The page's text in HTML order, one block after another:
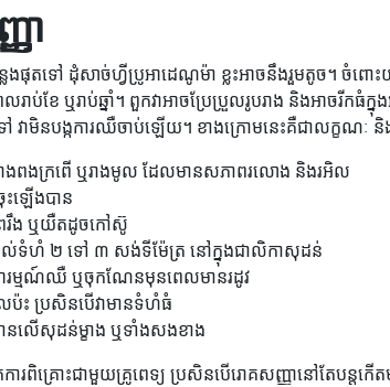
ា
ងផុតទៅ ដុំសាច់ហ្វីប្រូអាដេណូម៉ា ខ្លះអាចនឹងរួមតូច។ ចំពោះ
េលរាប់ខែ ឬរាប់ឆ្នាំ។ ពួកវាអាចប្រែប្រួលរូបរាង និងអាច
វាមិនបង្កការឈឺចាប់ឡើយ។ ខាងក្រោមនេះគឺជាលក្ខណៈ
ាងពងក្រពើ ឬរាងមូល ដែលមានសភាពរលោង និងរអិល
ឡើងបាន
រឹង ឬយឺតដូចកៅស៊ូ
ល់ទំហំ ២ ទៅ ៣ សង់ទីម៉ែត្រ នៅក្នុងជាលិកាសុដន់
ារម្មណ៍ឈឺ ឬចុកណែនមុនពេលមានរដូវ
ះ ប្រសិនបើវាមានទំហំធំ
នលើសុដន់ម្ខាង ឬទាំងសងខាង
កការពិគ្រោះជាមួយគ្រូពេទ្យ ប្រសិនបើរោគសញ្ញានៅតែបន្តក